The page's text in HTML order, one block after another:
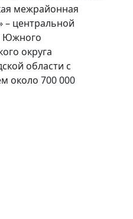
межрайонная
– центральной
Южного
округа
области с
около 700 000